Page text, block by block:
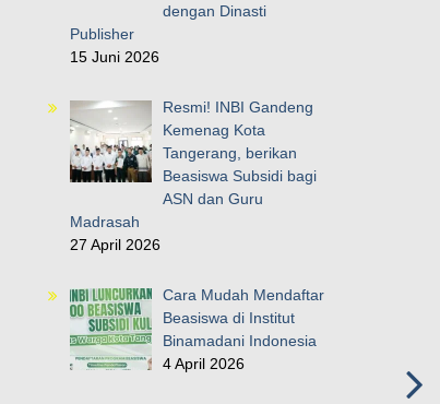
dengan Dinasti
Publisher
15 Juni 2026
Resmi! INBI Gandeng
Kemenag Kota
Tangerang, berikan
Beasiswa Subsidi bagi
ASN dan Guru
Madrasah
27 April 2026
Cara Mudah Mendaftar
Beasiswa di Institut
Binamadani Indonesia
4 April 2026